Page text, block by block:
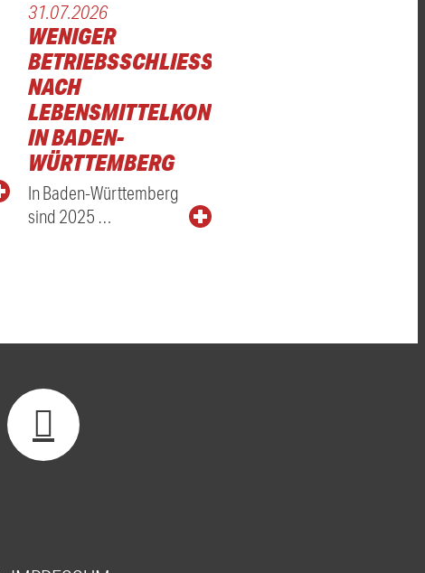
31.07.2026
WENIGER
BETRIEBSSCHLIESSUNGEN N
ACH L
EBENSMITTELKONTROLLEN I
N BADEN-W
ÜRTTEMBERG
In Baden-Württemberg
sind 2025 …